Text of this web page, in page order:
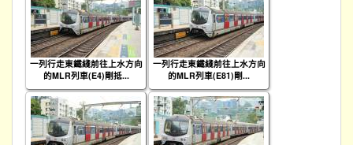
一列行走東鐵綫前往上水方向
的MLR列車(E4)剛抵...
一列行走東鐵綫前往上水方向
的MLR列車(E81)剛...